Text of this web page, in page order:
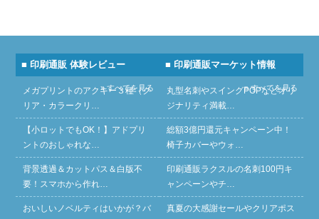
■ 印刷通販 体験レビュー
» すべてを見る
メガプリントのアクキー３種（ク
リア・カラークリ…
【小ロットでもOK！】アドプリ
ントのおしゃれな…
背景透過＆カットパス＆白版不
要！スマホから作れ…
おいしいノベルティはいかが？バ
■ 印刷通販マーケット情報
» すべてを見る
丸型名刺やスイングPOPなどオリ
ジナリティ満載…
総額3億円還元キャンペーン中！
椅子カバーやウォ…
印刷通販ラクスルの名刺100円キ
ャンペーンやチ…
真夏の大感謝セールやクリアポス